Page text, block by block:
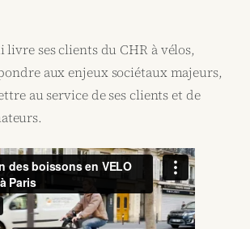
livre ses clients du CHR à vélos,
aux enjeux sociétaux majeurs,
au service de ses clients et de